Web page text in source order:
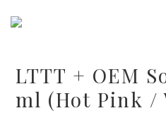
LTTT + OEM
ml (Hot Pink /